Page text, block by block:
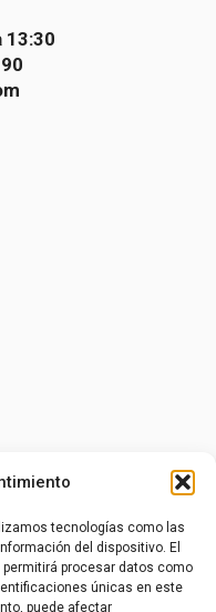
tecnologías como las
del dispositivo. El
procesar datos como
únicas en este
puede afectar
13:30